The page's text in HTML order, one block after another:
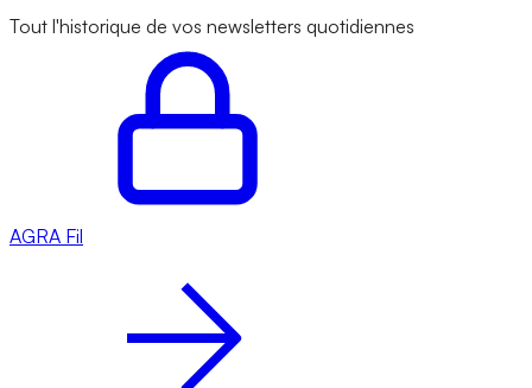
Tout l'historique de vos newsletters quotidiennes
AGRA Fil